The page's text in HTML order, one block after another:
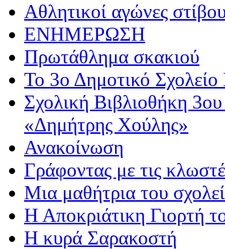
Αθλητικoί αγώνες
ΕΝΗΜΕΡΩΣΗ
Πρωτάθλημα σκακιού
Το 3ο Δημοτικό Σχολείο
Σχολική Βιβλιοθήκη
«Δημήτρης Χούλης»
Ανακοίνωση
Γράφοντας με τις
Μια μαθήτρια του
Η Αποκριάτικη Γιορτή
Η κυρά Σαρακοστή